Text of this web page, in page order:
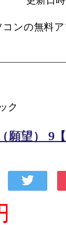
コンの無料
ク
願望） 9